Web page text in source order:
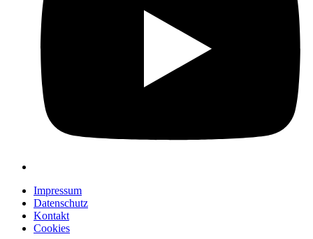
Impressum
Datenschutz
Kontakt
Cookies